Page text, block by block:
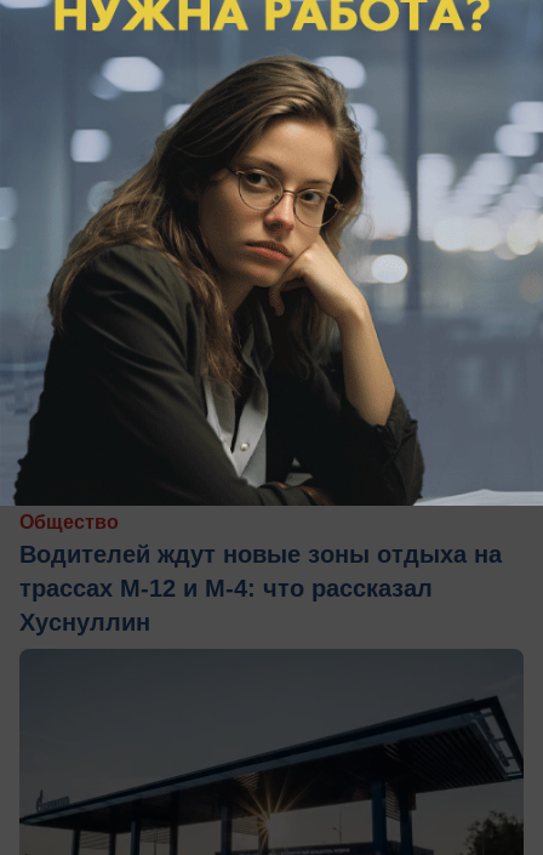
улыбнётся удача
сегодня в 09:00
Общество
Водителей ждут новые зоны отдыха на
трассах М-12 и М-4: что рассказал
Хуснуллин